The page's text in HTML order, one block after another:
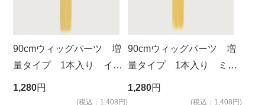
90cmウィッグパーツ 増
量タイプ 1本入り イエ
ローシャーン NUG-61
1,280円
(税込：1,408円)
90cmウィッグパーツ 増
量タイプ 1本入り ミモ
ザ NMZ-148
1,280円
(税込：1,408円)